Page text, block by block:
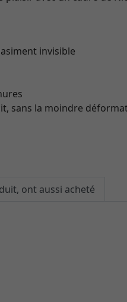
invisible
sans la moindre
ont aussi acheté